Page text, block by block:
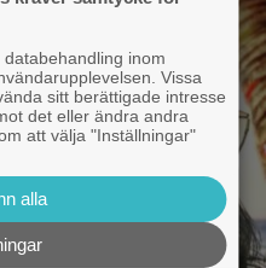
inom
Vissa
sitt berättigade intresse
det eller ändra andra
att välja "Inställningar"
alla